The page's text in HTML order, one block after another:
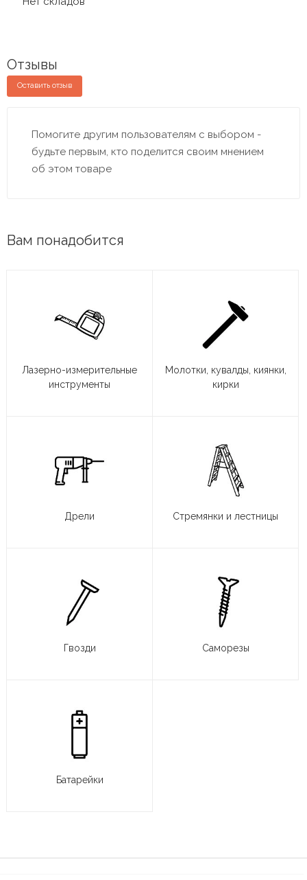
Отзывы
Оставить отзыв
Помогите другим пользователям с выбором -
будьте первым, кто поделится своим мнением
об этом товаре
Вам понадобится
Лазерно-измерительные
инструменты
Молотки, кувалды, киянки,
кирки
Дрели Стремянки и лестницы
Гвозди Саморезы
Батарейки